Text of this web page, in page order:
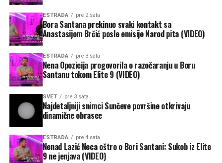
ESTRADA pre 2 sata
Bora Santana prekinuo svaki kontakt sa
Anastasijom Brčić posle emisije Narod pita (VIDEO)
ESTRADA pre 3 sata
Nena Opozicija progovorila o razočaranju u Boru
Santanu tokom Elite 9 (VIDEO)
SVET pre 3 sata
Najdetaljniji snimci Sunčeve površine otkrivaju
dinamične obrasce
ESTRADA pre 4 sata
Nenad Lazić Neca oštro o Bori Santani: Sukob iz Elite
9 ne jenjava (VIDEO)